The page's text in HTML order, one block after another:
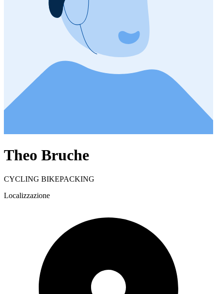
Theo Bruche
CYCLING BIKEPACKING
Localizzazione